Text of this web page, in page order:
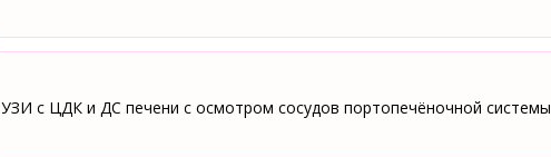
УЗИ с ЦДК и ДС печени с осмотром сосудов портопечёночной системы